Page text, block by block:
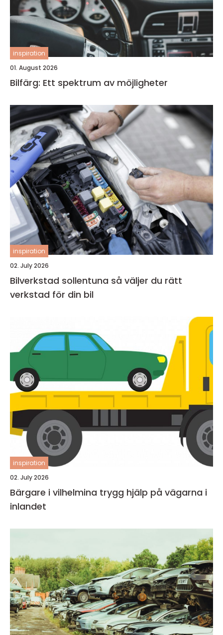
inspiration
01. August 2026
Bilfärg: Ett spektrum av möjligheter
inspiration
02. July 2026
Bilverkstad sollentuna så väljer du rätt
verkstad för din bil
inspiration
02. July 2026
Bärgare i vilhelmina trygg hjälp på vägarna i
inlandet